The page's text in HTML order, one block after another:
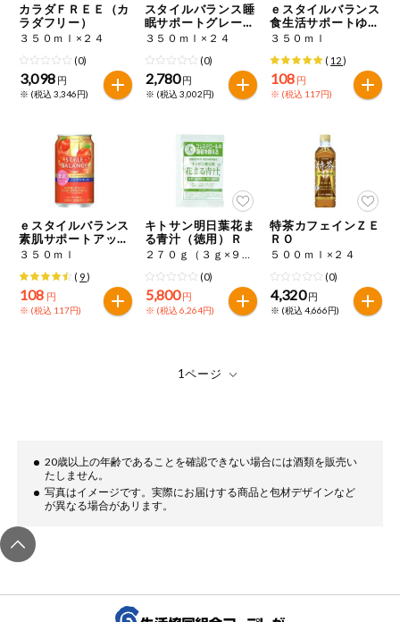
カラダＦＲＥＥ（カ
ラダフリー）
３５０ｍｌ×２４
(0)
3,098 円
※ (税込 3,346円)
スタイルバランス睡
眠サポートグレープ
フルーツサワーテイ
３５０ｍｌ×２４
(0)
2,780 円
※ (税込 3,002円)
ｅスタイルバランス
食生活サポートゆず
サワーテイスト
３５０ｍｌ
( 12)
108 円
※ (税込 117円)
ｅスタイルバランス
素肌サポートアップ
ルスパークリング
３５０ｍｌ
( 9)
108 円
※ (税込 117円)
キトサン明日葉花ま
る青汁（徳用）Ｒ
２７０ｇ（３ｇ×９０袋）
(0)
5,800 円
※ (税込 6,264円)
特茶カフェインＺＥ
ＲＯ
５００ｍｌ×２４
(0)
4,320 円
※ (税込 4,666円)
20歳以上の年齢であることを確認できない場合には酒類を販売い
たしません。
写真はイメージです。実際にお届けする商品と包材デザインなど
が異なる場合があリます。